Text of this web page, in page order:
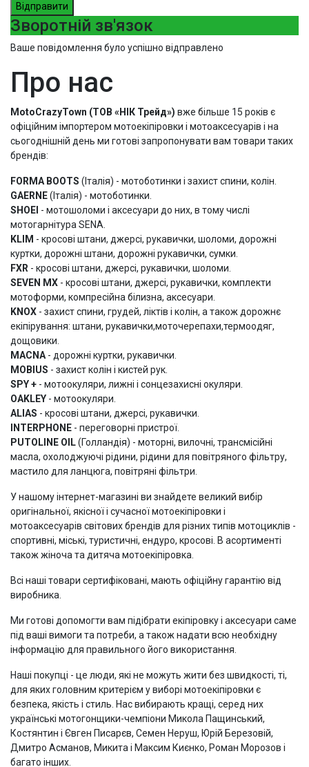
Відправити
Зворотній зв'язок
Ваше повідомлення було успішно відправлено
Про нас
MotoCrazyTown (ТОВ «НІК Трейд») вже більше 15 років є
офіційним імпортером мотоекіпіровки і мотоаксесуарів і на
сьогоднішній день ми готові запропонувати вам товари таких
брендів:
FORMA BOOTS (Італія) - мотоботинки і захист спини, колін.
GAERNE(Італія) - мотоботинки.
SHOEI - мотошоломи і аксесуари до них, в тому числі
мотогарнітура SENA.
KLIM - кросові штани, джерсі, рукавички, шоломи, дорожні
куртки, дорожні штани, дорожні рукавички, сумки.
FXR - кросові штани, джерсі, рукавички, шоломи.
SEVEN MX - кросові штани, джерсі, рукавички, комплекти
мотоформи, компресійна білизна, аксесуари.
KNOX - захист спини, грудей, ліктів і колін, а також дорожнє
екіпірування: штани, рукавички,моточерепахи,термоодяг,
дощовики.
MACNA- дорожні куртки, рукавички.
MOBIUS - захист колін і кистей рук.
SPY + - мотоокуляри, лижні і сонцезахисні окуляри.
OAKLEY - мотоокуляри.
ALIAS - кросові штани, джерсі, рукавички.
INTERPHONE - переговорні пристрої.
PUTOLINE OIL(Голландія) - моторні, вилочні, трансмісійні
масла, охолоджуючі рідини, рідини для повітряного фільтру,
мастило для ланцюга, повітряні фільтри.
У нашому інтернет-магазині ви знайдете великий вибір
оригінальної, якісної і сучасної мотоекіпіровки і
мотоаксесуарів світових брендів для різних типів мотоциклів -
спортивні, міські, туристичні, ендуро, кросові. В асортименті
також жіноча та дитяча мотоекіпіровка.
Всі наші товари сертифіковані, мають офіційну гарантію від
виробника.
Ми готові допомогти вам підібрати екіпіровку і аксесуари саме
під ваші вимоги та потреби, а також надати всю необхідну
інформацію для правильного його використання.
Наші покупці - це люди, які не можуть жити без швидкості, ті,
для яких головним критерієм у виборі мотоекіпіровки є
безпека, якість і стиль. Нас вибирають кращі, серед них
українські мотогонщики-чемпіони Микола Пащинський,
Костянтин і Євген Писарєв, Семен Неруш, Юрій Березовій,
Дмитро Асманов, Микита і Максим Києнко, Роман Морозов і
багато інших.